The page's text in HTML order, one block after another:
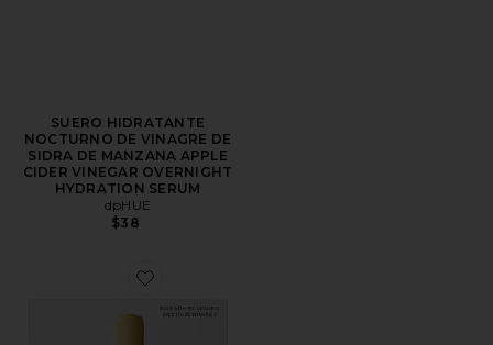
SUERO HIDRATANTE
NOCTURNO DE VINAGRE DE
SIDRA DE MANZANA APPLE
CIDER VINEGAR OVERNIGHT
HYDRATION SERUM
dpHUE
$38
Favorite COLOR DE PELO